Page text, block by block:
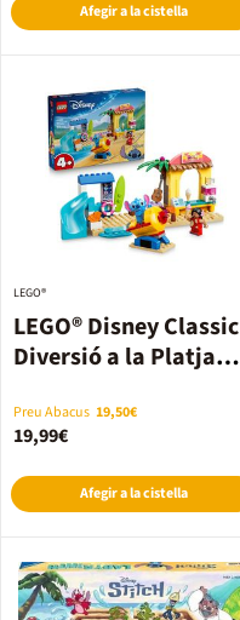
Afegir a la cistella
LEGO® Disney Classic
Diversió a la Platja
43280
LEGO®
Preu Abacus 19,50€
19,99€
Afegir a la cistella